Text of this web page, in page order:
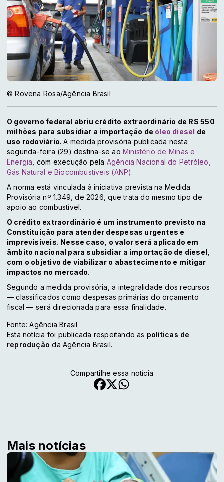
© Rovena Rosa/Agência Brasil
O governo federal abriu crédito extraordinário de R$ 550
milhões para subsidiar a importação de óleo diesel de
uso rodoviário.A medida provisória publicada nesta
segunda-feira (29) destina-se ao Ministério de Minas e
Energia , com execução pela Agência Nacional do Petróleo,
Gás Natural e Biocombustíveis (ANP).
A norma está vinculada à iniciativa prevista na Medida
Provisória nº 1.349, de 2026, que trata do mesmo tipo de
apoio ao combustível.
O crédito extraordinário é um instrumento previsto na
Constituição para atender despesas urgentes e
imprevisíveis. Nesse caso, o valor será aplicado em
âmbito nacional para subsidiar a importação de diesel,
com o objetivo de viabilizar o abastecimento e mitigar
impactos no mercado.
Segundo a medida provisória, a integralidade dos recursos
— classificados como despesas primárias do orçamento
fiscal — será direcionada para essa finalidade.
Fonte: Agência Brasil
Esta notícia foi publicada respeitando as políticas de
reprodução da Agência Brasil.
Compartilhe essa notícia
Mais notícias